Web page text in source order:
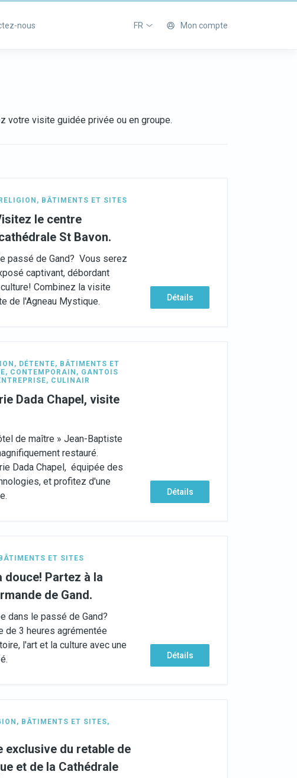
nous FR Mon compte
votre visite guidée privée ou en groupe.
RELIGION , BÂTIMENTS ET SITES
le centre
St Bavon.
passé de Gand? Vous serez
captivant, débordant
Combinez la visite
de l'Agneau Mystique.
Détails
, DÉTENTE, BÂTIMENTS ET
, CONTEMPORAIN , GANTOIS
, CULINAIR
Dada Chapel, visite
de maître » Jean-Baptiste
restauré.
Dada Chapel, équipée des
et profitez d'une
Détails
BÂTIMENTS ET SITES
douce! Partez à la
de Gand.
dans le passé de Gand?
de 3 heures agrémentée
l'art et la culture avec une
Détails
, BÂTIMENTS ET SITES,
exclusive du retable de
et de la Cathédrale